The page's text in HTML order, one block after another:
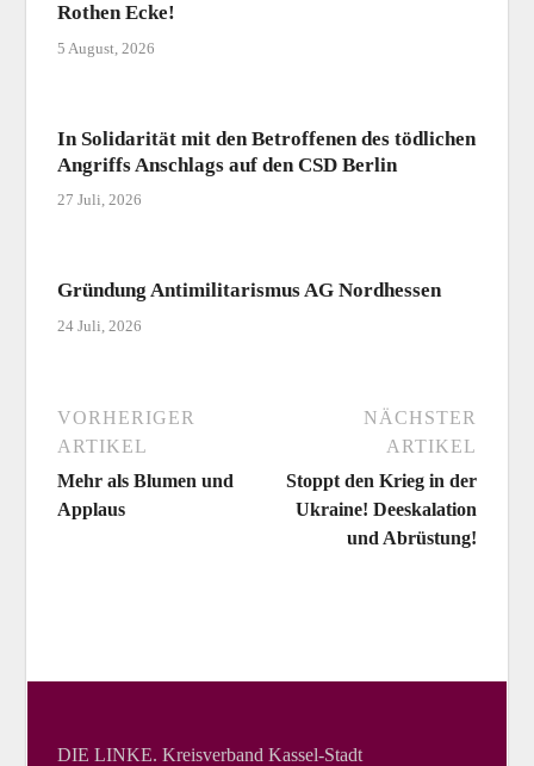
Rothen Ecke!
5 August, 2026
In Solidarität mit den Betroffenen des tödlichen
Angriffs Anschlags auf den CSD Berlin
27 Juli, 2026
Gründung Antimilitarismus AG Nordhessen
24 Juli, 2026
VORHERIGER
ARTIKEL
Mehr als Blumen und
Applaus
NÄCHSTER
ARTIKEL
Stoppt den Krieg in der
Ukraine! Deeskalation
und Abrüstung!
DIE LINKE. Kreisverband Kassel-Stadt